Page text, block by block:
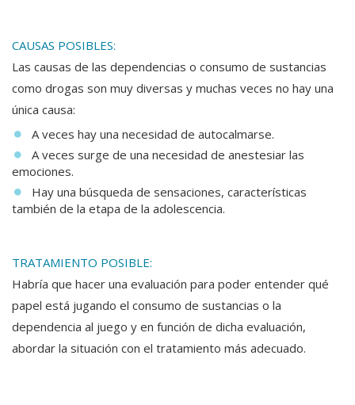
CAUSAS POSIBLES:
Las causas de las dependencias o consumo de sustancias
como drogas son muy diversas y muchas veces no hay una
única causa:
A veces hay una necesidad de autocalmarse.
A veces surge de una necesidad de anestesiar las
emociones.
Hay una búsqueda de sensaciones, características
también de la etapa de la adolescencia.
TRATAMIENTO POSIBLE:
Habría que hacer una evaluación para poder entender qué
papel está jugando el consumo de sustancias o la
dependencia al juego y en función de dicha evaluación,
abordar la situación con el tratamiento más adecuado.